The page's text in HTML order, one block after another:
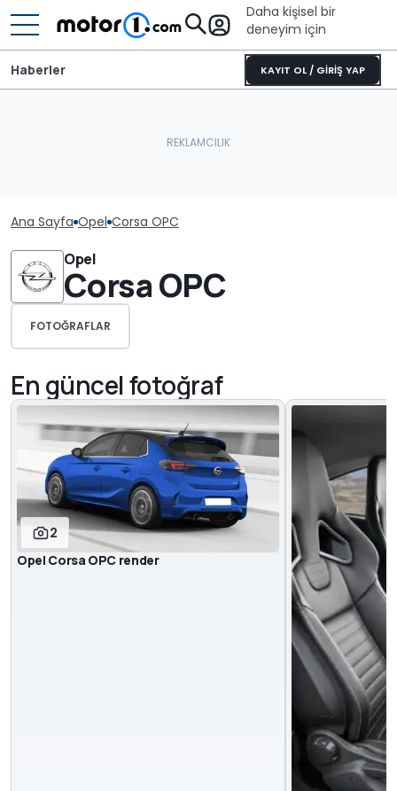
Daha kişisel bir
deneyim için
KAYIT OL / GİRİŞ YAP
Haberler
Ana Sayfa Opel Corsa OPC
Opel
Corsa OPC
FOTOĞRAFLAR
En güncel fotoğraf
2
Opel Corsa OPC render